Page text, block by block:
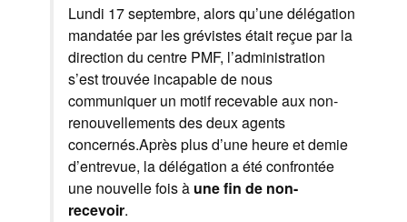
Lundi 17 septembre, alors qu’une délégation
mandatée par les grévistes était reçue par la
direction du centre PMF, l’administration
s’est trouvée incapable de nous
communiquer un motif recevable aux non-
renouvellements des deux agents
concernés.Après plus d’une heure et demie
d’entrevue, la délégation a été confrontée
une nouvelle fois à une fin de non-
recevoir.